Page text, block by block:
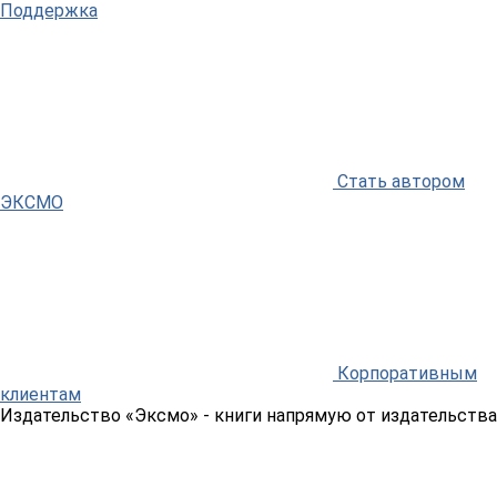
Поддержка
Стать автором
ЭКСМО
Корпоративным
клиентам
Издательство «Эксмо» - книги напрямую от издательства